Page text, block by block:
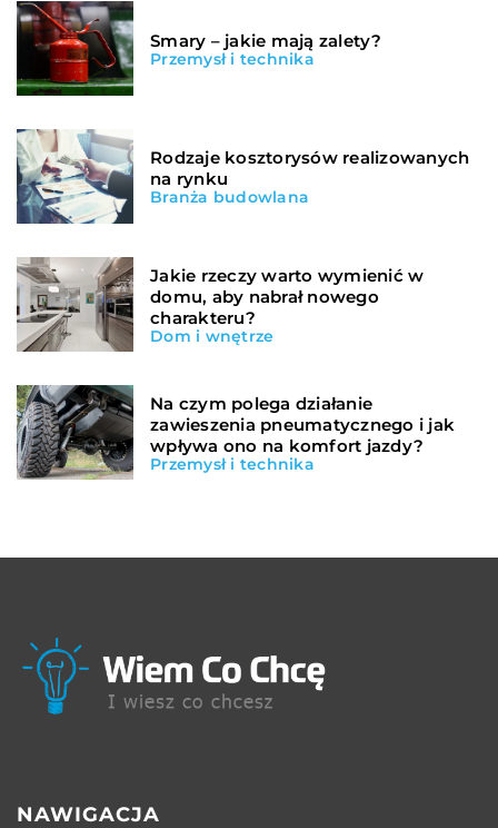
Smary – jakie mają zalety?
Przemysł i technika
Rodzaje kosztorysów realizowanych
na rynku
Branża budowlana
Jakie rzeczy warto wymienić w
domu, aby nabrał nowego
charakteru?
Dom i wnętrze
Na czym polega działanie
zawieszenia pneumatycznego i jak
wpływa ono na komfort jazdy?
Przemysł i technika
NAWIGACJA